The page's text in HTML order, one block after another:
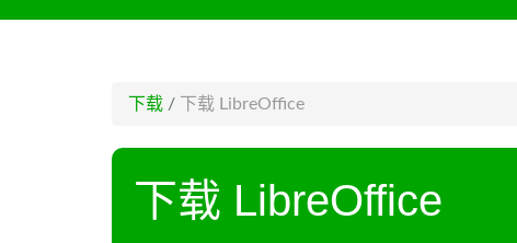
下载 / 下载 LibreOffice
下载 LibreOffice